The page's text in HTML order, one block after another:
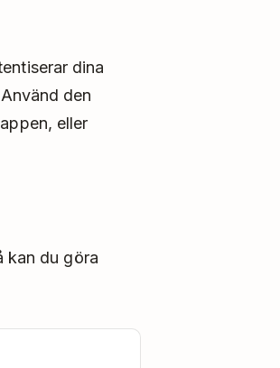
dina
den
eller
kan du göra